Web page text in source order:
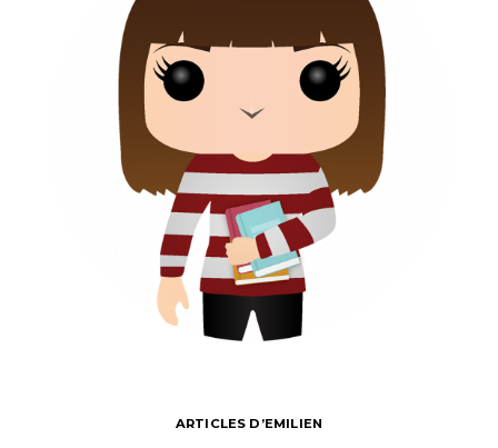
ARTICLES D’EMILIEN